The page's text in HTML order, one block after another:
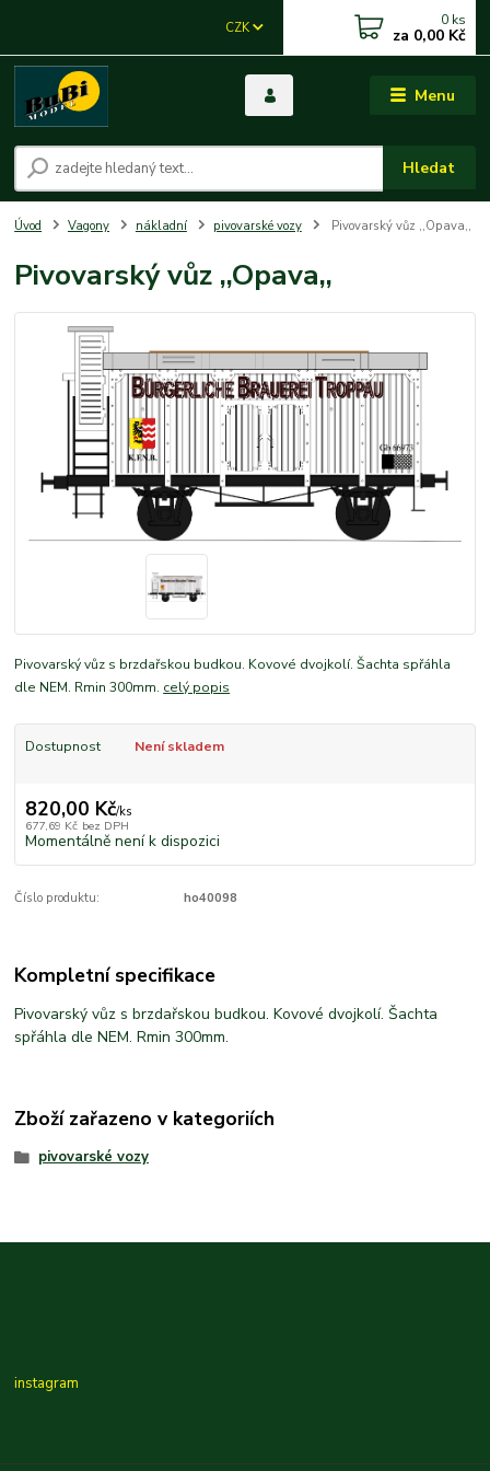
Menu
CZK
Hledat
0 ks
za 0,00 Kč
Úvod Vagony nákladní pivovarské vozy Pivovarský vůz ,,Opava,,
Pivovarský vůz ,,Opava,,
Pivovarský vůz s brzdařskou budkou. Kovové dvojkolí. Šachta spřáhla
dle NEM. Rmin 300mm. celý popis
Dostupnost Není skladem
820,00 Kč/ks
677,69 Kč bez DPH
Momentálně není k dispozici
Číslo produktu: ho40098
Kompletní specifikace
Pivovarský vůz s brzdařskou budkou. Kovové dvojkolí. Šachta
spřáhla dle NEM. Rmin 300mm.
Zboží zařazeno v kategoriích
pivovarské vozy
instagram